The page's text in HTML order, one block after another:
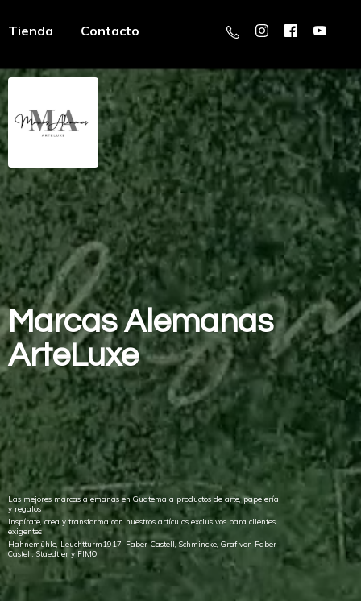
Tienda Contacto
MarcasAlemanas
ArteLuxe
Las mejores marcas alemanas en Guatemala productos de arte, papelería
y regalos
Inspírate, crea y transforma con nuestros artículos exclusivos para clientes
exigentes
Hahnemühle, Leuchtturm1917, Faber-Castell, Schmincke, Graf von Faber-
Castell, Staedtler y FIMO